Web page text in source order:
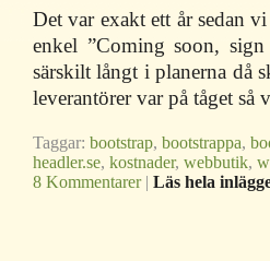
Det var exakt ett år sedan
enkel ”Coming soon,
särskilt långt i planerna då
leverantörer var på tåget
Taggar: bootstrap, bootstrappa,
headler.se, kostnader, webbutik,
8 Kommentarer| Läs hela